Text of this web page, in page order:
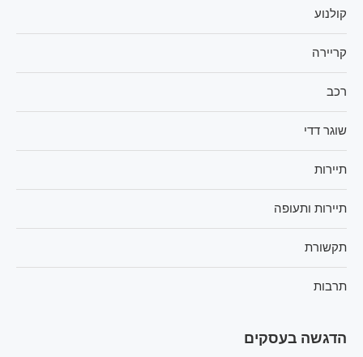
קולנוע
קריירה
רכב
שוגר דדי
תיירות
תיירות ותעופה
תקשורת
תרבות
הדגשה בעסקים